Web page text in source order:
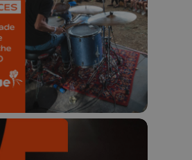
valable jusqu'au 9 août,
23h59.